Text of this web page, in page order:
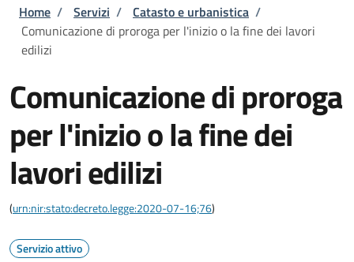
Briciole di pane
Home / Servizi / Catasto e urbanistica /
Comunicazione di proroga per l'inizio o la fine dei lavori
edilizi
Comunicazione di proroga
per l'inizio o la fine dei
lavori edilizi
(urn:nir:stato:decreto.legge:2020-07-16;76)
Servizio attivo